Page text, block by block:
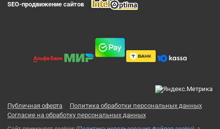
SEO-продвижение сайтов
Публичная оферта
Политика обработки персональных данных
Согласие на обработку персональных данных